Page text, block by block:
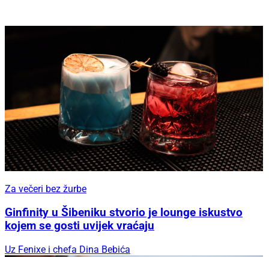
Za večeri bez žurbe
Ginfinity u Šibeniku stvorio je lounge iskustvo
kojem se gosti uvijek vraćaju
Uz Fenixe i chefa Dina Bebića